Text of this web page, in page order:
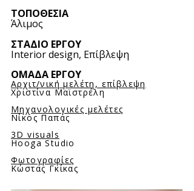
ΤΟΠΟΘΕΣΙΑ
Άλιμος
ΣΤΑΔΙΟ ΕΡΓΟΥ
Interior design, Επίβλεψη
ΟΜΑΔΑ ΕΡΓΟΥ
Αρχιτ/νική μελέτη, επίβλεψη
Xριστίνα Μαϊστρέλη
Μηχανολογικές μελέτες
Νίκος Παπάς
3D visuals
Hooga Studio
Φωτογραφίες
Κώστας Γκίκας